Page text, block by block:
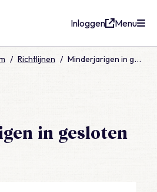
Inloggen Menu
/ Richtlijnen / Minderjarigen in gesloten setting
in gesloten